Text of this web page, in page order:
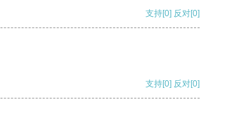
支持[0] 反对[0]
支持[0] 反对[0]